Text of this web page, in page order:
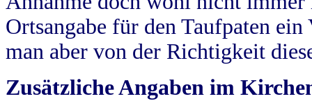
Ortsangabe für den Taufpaten
man aber von der Richtigkeit
Zusätzliche Angaben im